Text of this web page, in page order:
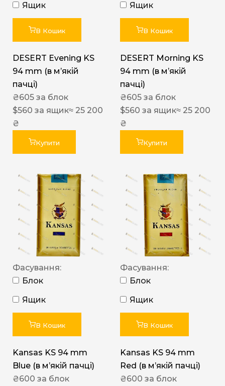
Ящик
В Кошик
DESERT Evening KS
94 mm (в мʼякій
пачці)
₴605 за блок
$560 за ящик≈ 25 200
₴
Купити
Ящик
В Кошик
DESERT Morning KS
94 mm (в мʼякій
пачці)
₴605 за блок
$560 за ящик≈ 25 200
₴
Купити
Фасування:
Блок
Ящик
В Кошик
Kansas KS 94 mm
Blue (в мʼякій пачці)
₴600 за блок
Фасування:
Блок
Ящик
В Кошик
Kansas KS 94 mm
Red (в мʼякій пачці)
₴600 за блок